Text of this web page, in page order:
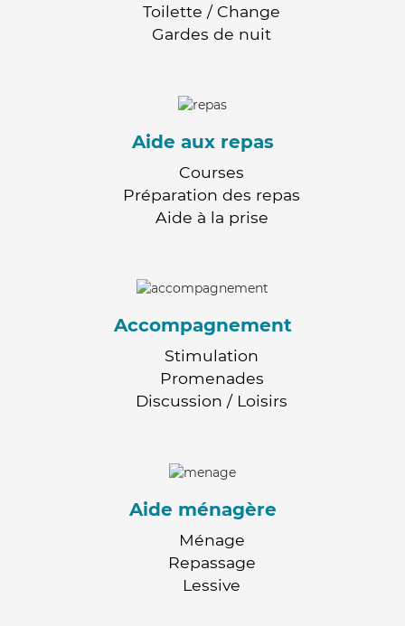
Toilette / Change
Gardes de nuit
Aide aux repas
Courses
Préparation des repas
Aide à la prise
Accompagnement
Stimulation
Promenades
Discussion / Loisirs
Aide ménagère
Ménage
Repassage
Lessive